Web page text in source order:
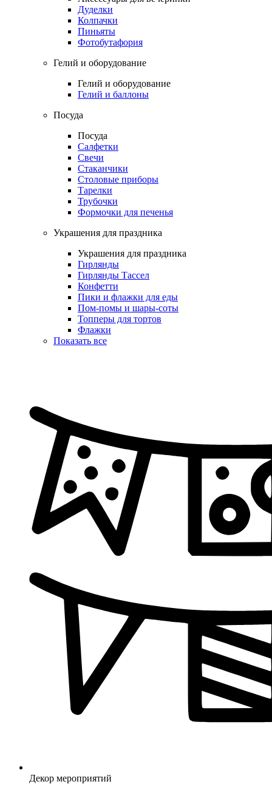
Дуделки
Колпачки
Пиньяты
Фотобутафория
Гелий и оборудование
Гелий и оборудование
Гелий и баллоны
Посуда
Посуда
Салфетки
Свечи
Стаканчики
Столовые приборы
Тарелки
Трубочки
Формочки для печенья
Украшения для праздника
Украшения для праздника
Гирлянды
Гирлянды Тассел
Конфетти
Пики и флажки для еды
Пом-помы и шары-соты
Топперы для тортов
Флажки
Показать все
Декор мероприятий